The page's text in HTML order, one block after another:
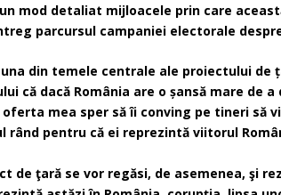
mod detaliat mijloacele prin care
parcursul campaniei electorale
din temele centrale ale proiectului
că dacă România are o șansă mare de
oferta mea sper să îi conving pe tineri
rând pentru că ei reprezintă viitorul
de ţară se vor regăsi, de asemenea, şi